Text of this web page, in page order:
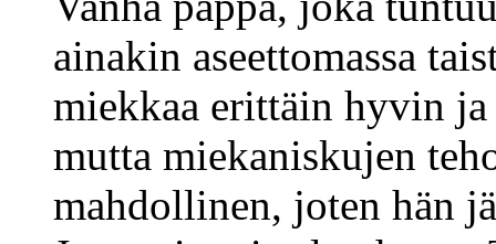
ainakin aseettomassa
miekkaa erittäin hyvin ja
mutta miekaniskujen
mahdollinen, joten hän